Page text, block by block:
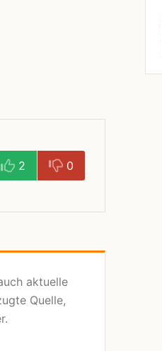
2 0
aktuelle
Quelle,